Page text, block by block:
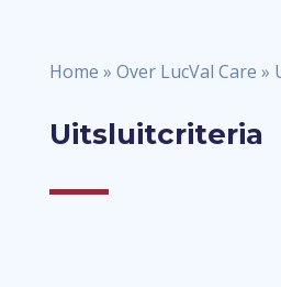
Home » Over LucVal Care »
Uitsluitcriteria